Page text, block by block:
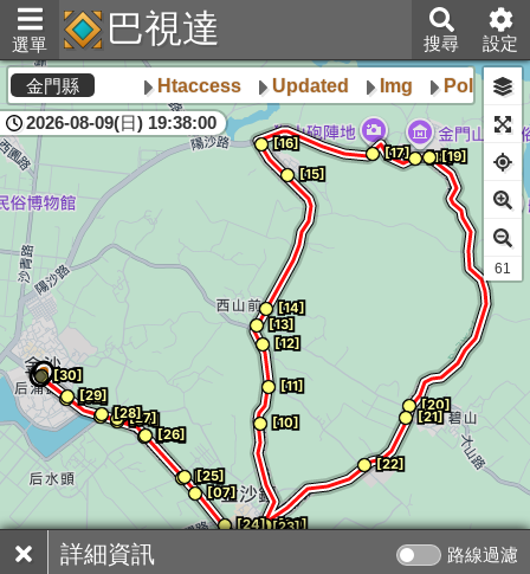
選單 巴視達 搜尋 設定
詳細資訊 路線過濾
金門縣 Htaccess Updated Img Poly
2026-08-09(日) 19:38:00
61